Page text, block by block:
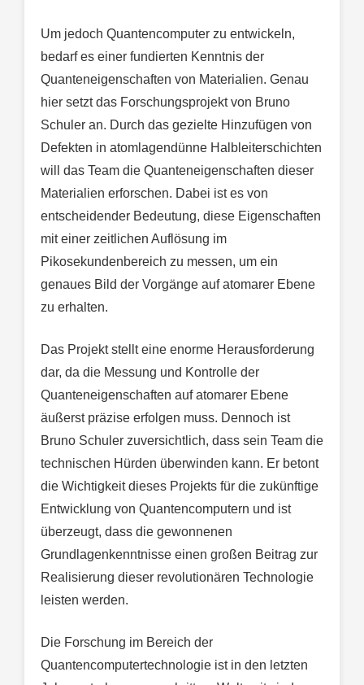
Um jedoch Quantencomputer zu entwickeln,
bedarf es einer fundierten Kenntnis der
Quanteneigenschaften von Materialien. Genau
hier setzt das Forschungsprojekt von Bruno
Schuler an. Durch das gezielte Hinzufügen von
Defekten in atomlagendünne Halbleiterschichten
will das Team die Quanteneigenschaften dieser
Materialien erforschen. Dabei ist es von
entscheidender Bedeutung, diese Eigenschaften
mit einer zeitlichen Auflösung im
Pikosekundenbereich zu messen, um ein
genaues Bild der Vorgänge auf atomarer Ebene
zu erhalten.
Das Projekt stellt eine enorme Herausforderung
dar, da die Messung und Kontrolle der
Quanteneigenschaften auf atomarer Ebene
äußerst präzise erfolgen muss. Dennoch ist
Bruno Schuler zuversichtlich, dass sein Team die
technischen Hürden überwinden kann. Er betont
die Wichtigkeit dieses Projekts für die zukünftige
Entwicklung von Quantencomputern und ist
überzeugt, dass die gewonnenen
Grundlagenkenntnisse einen großen Beitrag zur
Realisierung dieser revolutionären Technologie
leisten werden.
Die Forschung im Bereich der
Quantencomputertechnologie ist in den letzten